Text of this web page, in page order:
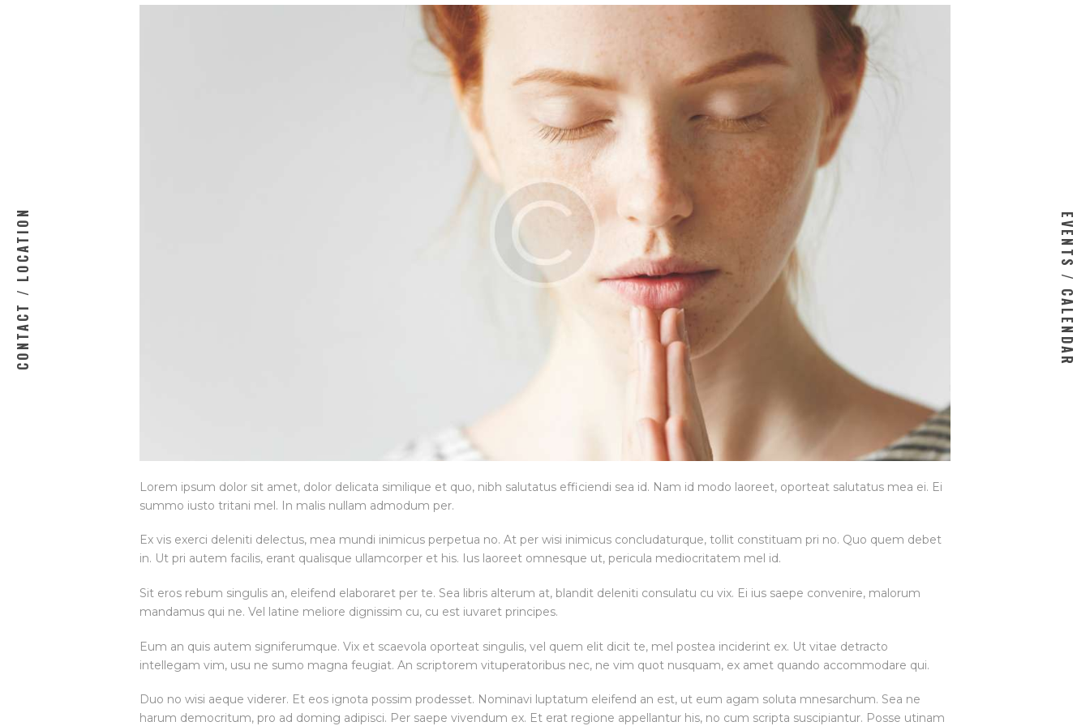
Lorem ipsum dolor sit amet, dolor delicata similique et quo, nibh salutatus efficiendi sea id. Nam id modo laoreet, oporteat salutatus mea ei. Ei
summo iusto tritani mel. In malis nullam admodum per.
Ex vis exerci deleniti delectus, mea mundi inimicus perpetua no. At per wisi inimicus concludaturque, tollit constituam pri no. Quo quem debet
in. Ut pri autem facilis, erant qualisque ullamcorper et his. Ius laoreet omnesque ut, pericula mediocritatem mel id.
Sit eros rebum singulis an, eleifend elaboraret per te. Sea libris alterum at, blandit deleniti consulatu cu vix. Ei ius saepe convenire, malorum
mandamus qui ne. Vel latine meliore dignissim cu, cu est iuvaret principes.
Eum an quis autem signiferumque. Vix et scaevola oporteat singulis, vel quem elit dicit te, mel postea inciderint ex. Ut vitae detracto
intellegam vim, usu ne sumo magna feugiat. An scriptorem vituperatoribus nec, ne vim quot nusquam, ex amet quando accommodare qui.
Duo no wisi aeque viderer. Et eos ignota possim prodesset. Nominavi luptatum eleifend an est, ut eum agam soluta mnesarchum. Sea ne
harum democritum, pro ad doming adipisci. Per saepe vivendum ex. Et erat regione appellantur his, no cum scripta suscipiantur. Posse utinam
CONTACT / LOCATION EVENTS / CALENDAR